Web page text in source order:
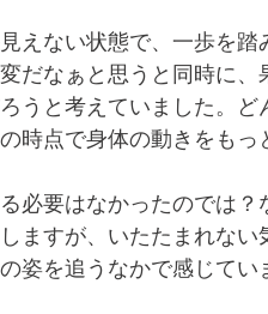
テ ヨガ 腰痛予防
えない状態で、一歩を踏
だなぁと思うと同時に、
うと考えていました。ど
時点で身体の動きをもっ
必要はなかったのでは？
ますが、いたたまれない
姿を追うなかで感じてい